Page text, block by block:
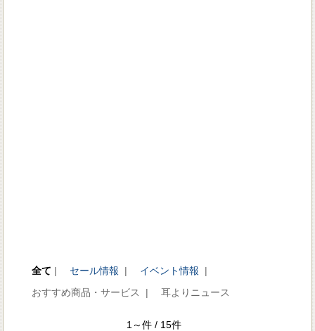
全て | セール情報 | イベント情報 |
おすすめ商品・サービス |
耳よりニュース
1～件 / 15件